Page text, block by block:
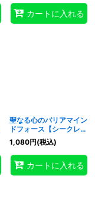
カートに入れる
聖なる心のバリアマイン
ドフォース【シークレッ
ト】{UT01-JP002}
《罠》
1,080円(税込)
カートに入れる